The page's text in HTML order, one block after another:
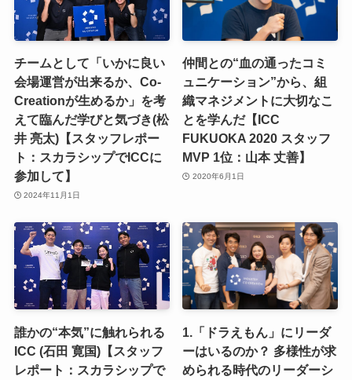
チームとして「いかに良い
会場運営が出来るか、Co-
Creationが生めるか」を考
えて臨んだ学びと気づき(松
井 亮太)【スタッフレポー
ト：スカラシップでICCに
参加して】
2024年11月1日
仲間との“血の通ったコミ
ュニケーション”から、組
織マネジメントに大切なこ
とを学んだ【ICC
FUKUOKA 2020 スタッフ
MVP 1位：山本 丈善】
2020年6月1日
誰かの“本気”に触れられる
ICC (石田 寛国)【スタッフ
レポート：スカラシップで
1.「ドラえもん」にリーダ
ーはいるのか？ 多様性が求
められる時代のリーダーシ